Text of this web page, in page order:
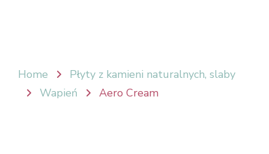
Home
Płyty z kamieni naturalnych, slaby
Wapień
Aero Cream